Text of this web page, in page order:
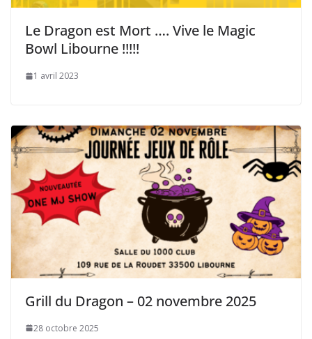
Le Dragon est Mort …. Vive le Magic
Bowl Libourne !!!!!
1 avril 2023
Grill du Dragon – 02 novembre 2025
28 octobre 2025